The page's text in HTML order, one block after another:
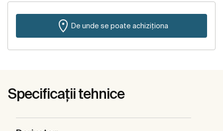
De unde se poate achiziționa
Specificații tehnice